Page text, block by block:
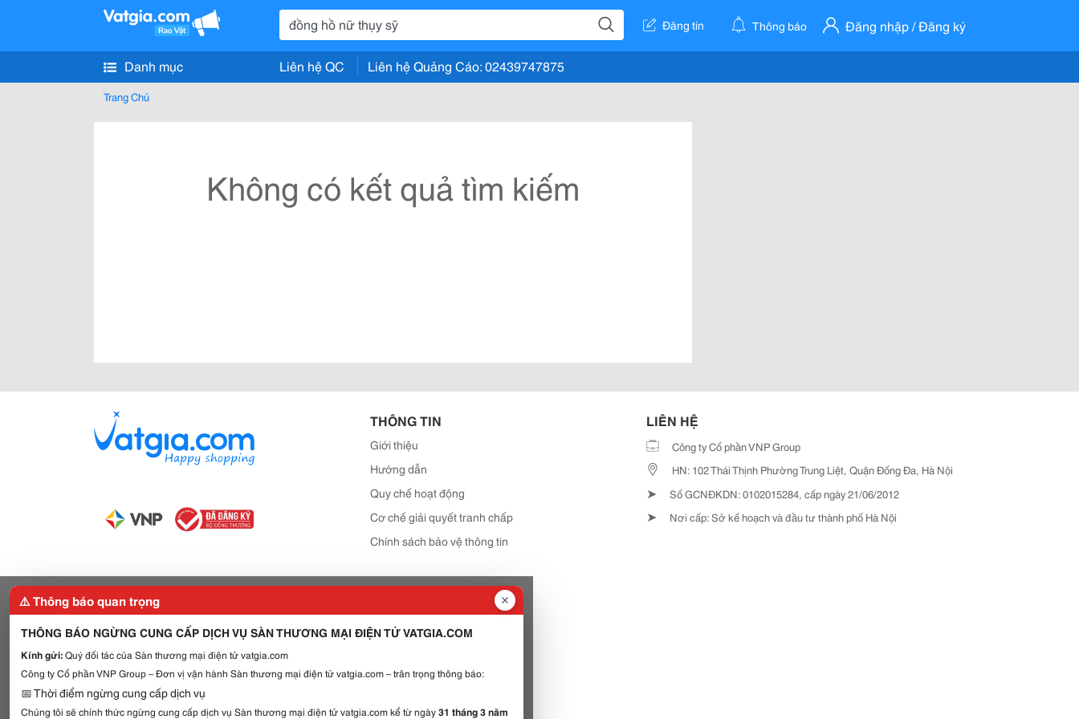
Đăng tin Thông báo Đăng nhập / Đăng ký
Danh mục Liên hệ QC Liên hệ Quảng Cáo: 02439747875
Trang Chủ
Không có kết quả tìm kiếm
THÔNG TIN
Giới thiệu
Hướng dẫn
Quy chế hoạt động
Cơ chế giải quyết tranh chấp
Chính sách bảo vệ thông tin
LIÊN HỆ
Công ty Cổ phần VNP Group
HN: 102 Thái Thịnh Phường Trung Liệt, Quận Đống Đa, Hà Nội
➤ Số GCNĐKDN: 0102015284, cấp ngày 21/06/2012
➤ Nơi cấp: Sở kế hoạch và đầu tư thành phố Hà Nội
⚠️ Thông báo quan trọng
THÔNG BÁO NGỪNG CUNG CẤP DỊCH VỤ SÀN THƯƠNG MẠI ĐIỆN TỬ VATGIA.COM
Kính gửi:Quý đối tác của Sàn thương mại điện tử vatgia.com
Công ty Cổ phần VNP Group – Đơn vị vận hành Sàn thương mại điện tử vatgia.com – trân trọng thông báo:
📅 Thời điểm ngừng cung cấp dịch vụ
Chúng tôi sẽ chính thức ngừng cung cấp dịch vụ Sàn thương mại điện tử vatgia.com kể từ ngày31 tháng 3 năm